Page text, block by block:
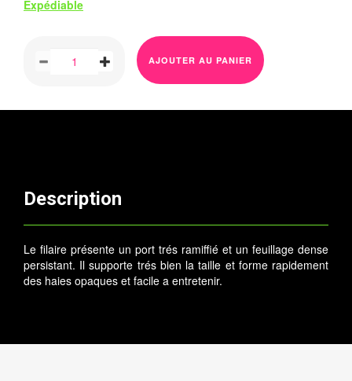
Expédiable
AJOUTER AU PANIER
Description
Le filaire présente un port trés ramiffié et un feuillage dense
persistant. Il supporte trés bien la taille et forme rapidement
des haies opaques et facile a entretenir.